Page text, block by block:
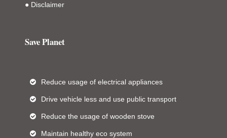
● Disclaimer
Save Planet
Reduce usage of electrical appliances
Drive vehicle less and use public transport
Reduce the usage of wooden stove
Maintain healthy eco system